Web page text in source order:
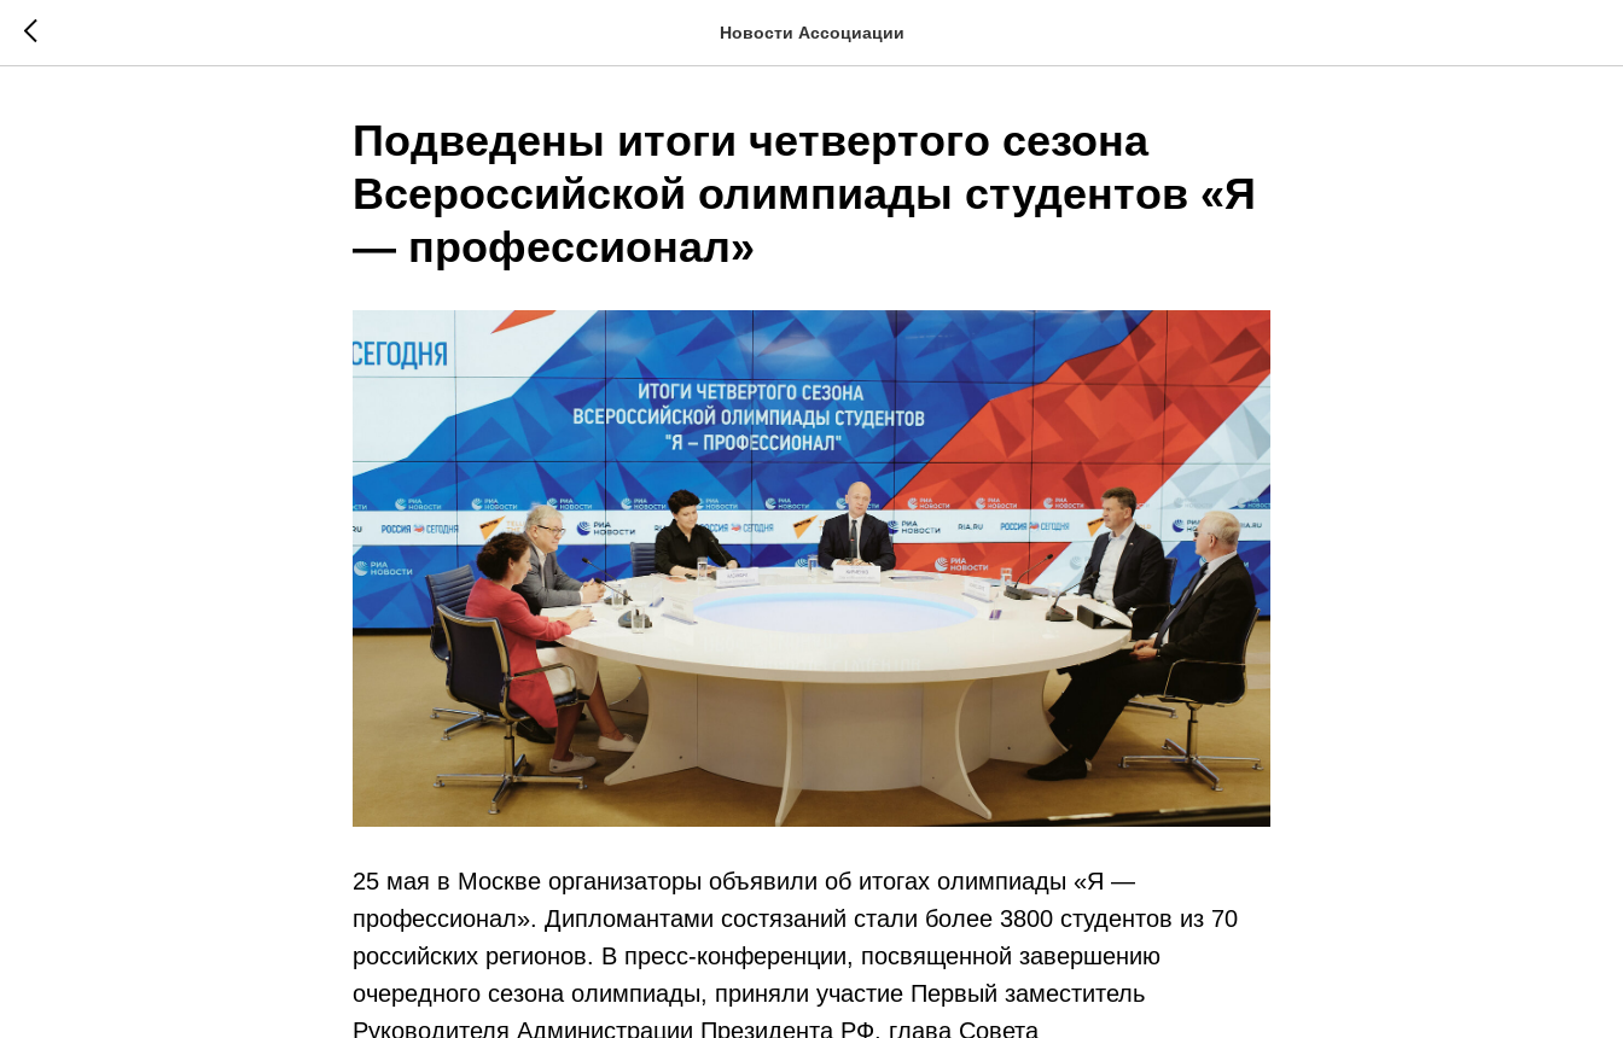
Новости Ассоциации
Подведены итоги четвертого сезона
Всероссийской олимпиады студентов «Я
— профессионал»
25 мая в Москве организаторы объявили об итогах олимпиады «Я —
профессионал». Дипломантами состязаний стали более 3800 студентов из 70
российских регионов. В пресс-конференции, посвященной завершению
очередного сезона олимпиады, приняли участие Первый заместитель
Руководителя Администрации Президента РФ, глава Совета